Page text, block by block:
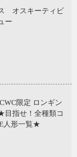
オスキーティビ
ー
限定 ロンギン
目指せ！全種類コ
人形一覧★